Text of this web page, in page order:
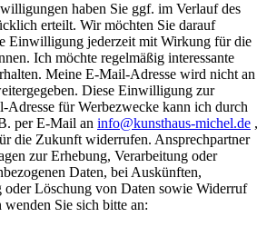
haben Sie ggf. im Verlauf des
erteilt. Wir möchten Sie darauf
Einwilligung jederzeit mit Wirkung für die
Ich möchte regelmäßig interessante
Meine E-Mail-Adresse wird nicht an
Diese Einwilligung zur
für Werbezwecke kann ich durch
per E-Mail an info@kunsthaus-michel.de ,
die Zukunft widerrufen. Ansprechpartner
zur Erhebung, Verarbeitung oder
Daten, bei Auskünften,
oder Löschung von Daten sowie Widerruf
Sie sich bitte an: